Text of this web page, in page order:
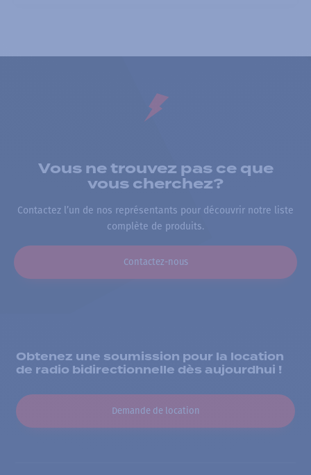
Vous ne trouvez pas ce que
vous cherchez?
Contactez l’un de nos représentants pour découvrir notre liste
complète de produits.
Contactez-nous
Obtenez une soumission pour la location
de radio bidirectionnelle dès aujourdhui !
Demande de location